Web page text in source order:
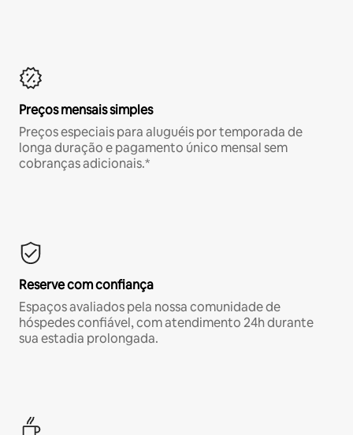
Preços mensais simples
Preços especiais para aluguéis por temporada de
longa duração e pagamento único mensal sem
cobranças adicionais.*
Reserve com confiança
Espaços avaliados pela nossa comunidade de
hóspedes confiável, com atendimento 24h durante
sua estadia prolongada.